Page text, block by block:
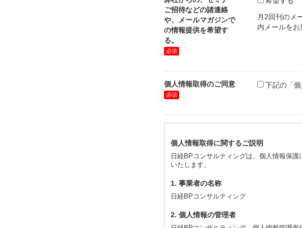
ご招待などの諸連絡
や、メールマガジンで
の情報提供を希望す
る。
月2回刊のメ
内メールをお
個人情報取得のご同意 下記の「
個人情報取得に関するご説明
日経BPコンサルティングは、個人情報保
いたします。
1. 事業者の名称
日経BPコンサルティング
2. 個人情報の管理者